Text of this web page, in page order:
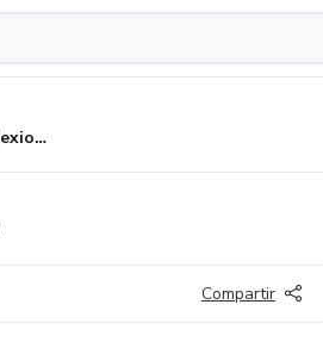
Diseño de viga flexion y corte paso a paso
Compartir